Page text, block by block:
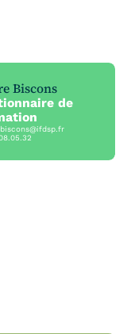
Biscons
de